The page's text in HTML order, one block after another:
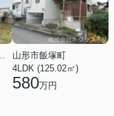
山形市飯塚町
4LDK (125.02㎡)
580万円